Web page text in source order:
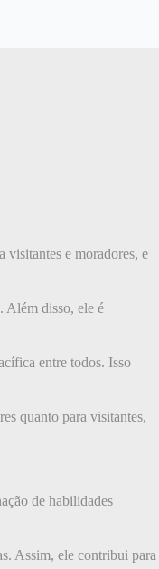
visitantes e moradores, e
Além disso, ele é
entre todos. Isso
quanto para visitantes,
de habilidades
Assim, ele contribui para